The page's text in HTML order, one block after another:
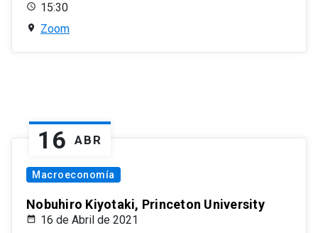
15:30
Zoom
16 ABR
Macroeconomía
Nobuhiro Kiyotaki, Princeton University
16 de Abril de 2021